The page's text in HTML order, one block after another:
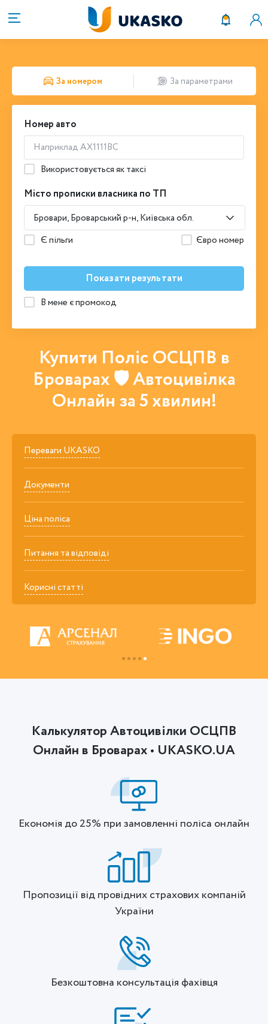
Купити Поліс ОСЦПВ в
Броварах 🛡 Автоцивілка
Онлайн за 5 хвилин!
За номером За параметрами
Номер авто
Використовується як таксі
Місто прописки власника по ТП
Бровари, Броварський р-н, Київська обл.
Є пільги
Євро номер
Показати результати
В мене є промокод
Переваги UKASKO
Документи
Ціна поліса
Питання та відповіді
Корисні статті
Калькулятор Автоцивілки ОСЦПВ
Онлайн в Броварах • UKASKO.UA
Економія до 25% при замовленні поліса онлайн
Пропозиції від провідних страхових компаній
України
Безкоштовна консультація фахівця